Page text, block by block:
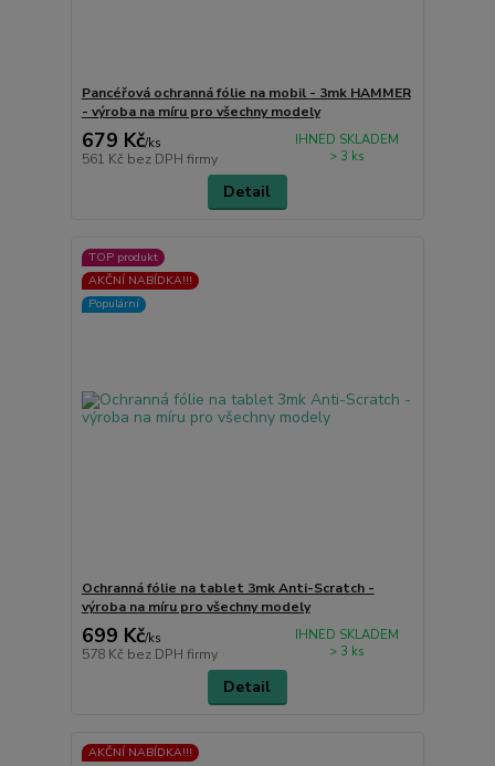
Pancéřová ochranná fólie na mobil - 3mk HAMMER
- výroba na míru pro všechny modely
679 Kč/ks
561 Kč bez DPH firmy
IHNED SKLADEM
> 3 ks
Detail
TOP produkt
AKČNÍ NABÍDKA!!!
Populární
Ochranná fólie na tablet 3mk Anti-Scratch -
výroba na míru pro všechny modely
699 Kč/ks
578 Kč bez DPH firmy
IHNED SKLADEM
> 3 ks
Detail
AKČNÍ NABÍDKA!!!